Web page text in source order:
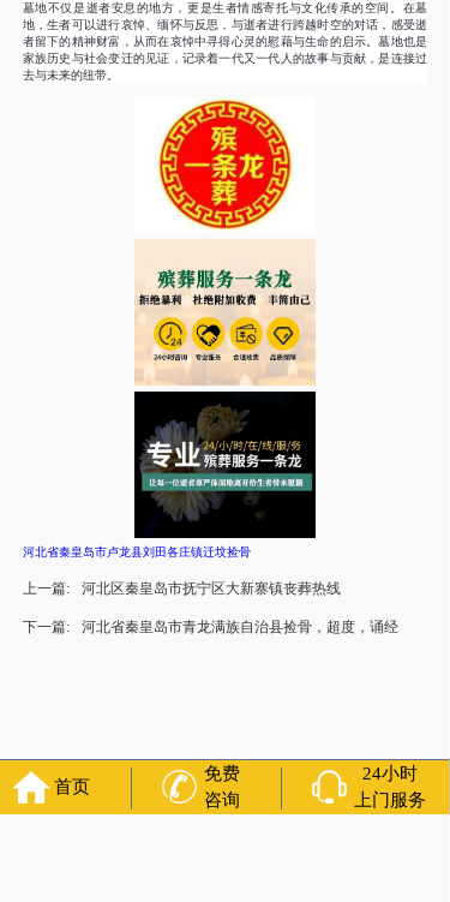
墓地不仅是逝者安息的地方，更是生者情感寄托与文化传承的空间。在墓
地，生者可以进行哀悼、缅怀与反思，与逝者进行跨越时空的对话，感受逝
者留下的精神财富，从而在哀悼中寻得心灵的慰藉与生命的启示。墓地也是
家族历史与社会变迁的见证，记录着一代又一代人的故事与贡献，是连接过
去与未来的纽带。
河北省秦皇岛市卢龙县刘田各庄镇迁坟捡骨
上一篇: 河北区秦皇岛市抚宁区大新寨镇丧葬热线
下一篇: 河北省秦皇岛市青龙满族自治县捡骨，超度，诵经
友情链接： 苏州丧葬公司 石家庄殡葬一条龙长沙殡
首页
免费
咨询
24小时
上门服务